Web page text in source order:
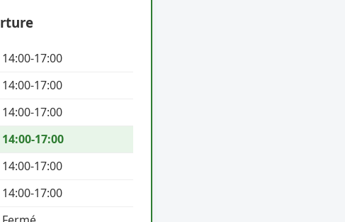
14:00-17:00
14:00-17:00
14:00-17:00
14:00-17:00
14:00-17:00
14:00-17:00